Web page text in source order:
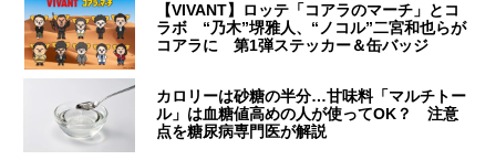
【VIVANT】ロッテ「コアラのマーチ」とコ
ラボ “乃木”堺雅人、“ノコル”二宮和也らが
コアラに 第1弾ステッカー＆缶バッジ
カロリーは砂糖の半分…甘味料「マルチトー
ル」は血糖値高めの人が使ってOK？ 注意
点を糖尿病専門医が解説